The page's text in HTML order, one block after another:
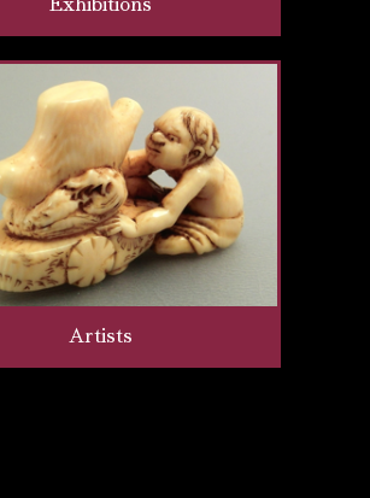
Exhibitions
Artists